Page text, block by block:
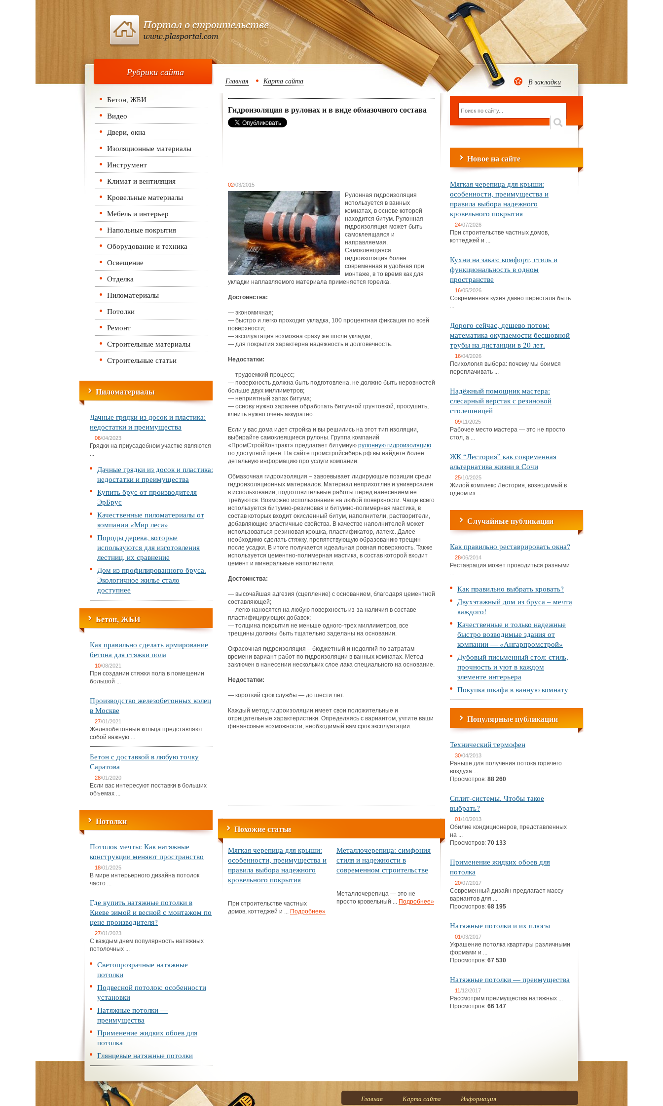
Рубрики сайта
Бетон, ЖБИ
Видео
Двери, окна
Изоляционные материалы
Инструмент
Климат и вентиляция
Кровельные материалы
Мебель и интерьер
Напольные покрытия
Оборудование и техника
Освещение
Отделка
Пиломатериалы
Потолки
Ремонт
Строительные материалы
Строительные статьи
Пиломатериалы
Дачные грядки из досок и пластика:
недостатки и преимущества
06/04/2023
Грядки на приусадебном участке являются
...
Дачные грядки из досок и пластика:
недостатки и преимущества
Купить брус от производителя
ЭрБрус
Качественные пиломатериалы от
компании «Мир леса»
Породы дерева, которые
используются для изготовления
лестниц, их сравнение
Дом из профилированного бруса.
Экологичное жилье стало
доступнее
Бетон, ЖБИ
Как правильно сделать армирование
бетона для стяжки пола
10/08/2021
При создании стяжки пола в помещении
большой ...
Производство железобетонных колец
в Москве
27/01/2021
Железобетонные кольца представляют
собой важную ...
Бетон с доставкой в любую точку
Саратова
28/01/2020
Если вас интересуют поставки в больших
объемах ...
Потолки
Потолок мечты: Как натяжные
конструкции меняют пространство
18/01/2025
В мире интерьерного дизайна потолок
часто ...
Где купить натяжные потолки в
Киеве зимой и весной с монтажом по
цене производителя?
27/01/2023
С каждым днем популярность натяжных
потолочных ...
Светопрозрачные натяжные
потолки
Подвесной потолок: особенности
установки
Натяжные потолки —
преимущества
Применение жидких обоев для
потолка
Глянцевые натяжные потолки
Главная Карта сайта
Гидроизоляция в рулонах и в виде обмазочного состава
02/03/2015
Рулонная гидроизоляция
используется в ванных
комнатах, в основе которой
находится битум. Рулонная
гидроизоляция может быть
самоклеящаяся и
направляемая.
Самоклеящаяся
гидроизоляция более
современная и удобная при
монтаже, в то время как для
укладки наплавляемого материала применяется горелка.
Достоинства:
— экономичная;
— быстро и легко проходит укладка, 100 процентная фиксация по всей
поверхности;
— эксплуатация возможна сразу же после укладки;
— для покрытия характерна надежность и долговечность.
Недостатки:
— трудоемкий процесс;
— поверхность должна быть подготовлена, не должно быть неровностей
больше двух миллиметров;
— неприятный запах битума;
— основу нужно заранее обработать битумной грунтовкой, просушить,
клеить нужно очень аккуратно.
Если у вас дома идет стройка и вы решились на этот тип изоляции,
выбирайте самоклеящиеся рулоны. Группа компаний
«ПромСтройКонтракт» предлагает битумную рулонную гидроизоляцию
по доступной цене. На сайте промстройсибирь.рф вы найдете более
детальную информацию про услуги компании.
Обмазочная гидроизоляция – завоевывает лидирующие позиции среди
гидроизоляционных материалов. Материал неприхотлив и универсален
в использовании, подготовительные работы перед нанесением не
требуются. Возможно использование на любой поверхности. Чаще всего
используется битумно-резиновая и битумно-полимерная мастика, в
состав которых входит окисленный битум, наполнители, растворители,
добавляющие эластичные свойства. В качестве наполнителей может
использоваться резиновая крошка, пластификатор, латекс. Далее
необходимо сделать стяжку, препятствующую образованию трещин
после усадки. В итоге получается идеальная ровная поверхность. Также
используется цементно-полимерная мастика, в состав которой входит
цемент и минеральные наполнители.
Достоинства:
— высочайшая адгезия (сцепление) с основанием, благодаря цементной
составляющей;
— легко наносятся на любую поверхность из-за наличия в составе
пластифицирующих добавок;
— толщина покрытия не меньше одного-трех миллиметров, все
трещины должны быть тщательно заделаны на основании.
Окрасочная гидроизоляция – бюджетный и недолгий по затратам
времени вариант работ по гидроизоляции в ванных комнатах. Метод
заключен в нанесении нескольких слое лака специального на основание.
Недостатки:
— короткий срок службы — до шести лет.
Каждый метод гидроизоляции имеет свои положительные и
отрицательные характеристики. Определяясь с вариантом, учтите ваши
финансовые возможности, необходимый вам срок эксплуатации.
Похожие статьи
Мягкая черепица для крыши:
особенности, преимущества и
правила выбора надежного
кровельного покрытия
При строительстве частных
домов, коттеджей и ... Подробнее»
Металлочерепица: симфония
стиля и надежности в
современном строительстве
Металлочерепица — это не
просто кровельный ... Подробнее»
В закладки
Новое на сайте
Мягкая черепица для крыши:
особенности, преимущества и
правила выбора надежного
кровельного покрытия
24/07/2026
При строительстве частных домов,
коттеджей и ...
Кухни на заказ: комфорт, стиль и
функциональность в одном
пространстве
16/05/2026
Современная кухня давно перестала быть
...
Дорого сейчас, дешево потом:
математика окупаемости бесшовной
трубы на дистанции в 20 лет.
16/04/2026
Психология выбора: почему мы боимся
переплачивать ...
Надёжный помощник мастера:
слесарный верстак с резиновой
столешницей
09/11/2025
Рабочее место мастера — это не просто
стол, а ...
ЖК “Лестория” как современная
альтернатива жизни в Сочи
25/10/2025
Жилой комплекс Лестория, возводимый в
одном из ...
Случайные публикации
Как правильно реставрировать окна?
28/06/2014
Реставрация может проводиться разными
...
Как правильно выбрать кровать?
Двухэтажный дом из бруса – мечта
каждого!
Качественные и только надежные
быстро возводимые здания от
компании — «Ангарпромстрой»
Дубовый письменный стол: стиль,
прочность и уют в каждом
элементе интерьера
Покупка шкафа в ванную комнату
Популярные публикации
Технический термофен
30/04/2013
Раньше для получения потока горячего
воздуха ...
Просмотров: 88 260
Сплит-системы. Чтобы такое
выбрать?
01/10/2013
Обилие кондиционеров, представленных
на ...
Просмотров: 70 133
Применение жидких обоев для
потолка
20/07/2017
Современный дизайн предлагает массу
вариантов для ...
Просмотров: 68 195
Натяжные потолки и их плюсы
01/03/2017
Украшение потолка квартиры различными
формами и ...
Просмотров: 67 530
Натяжные потолки — преимущества
11/12/2017
Рассмотрим преимущества натяжных ...
Просмотров: 66 147
Главная Карта сайта Информация